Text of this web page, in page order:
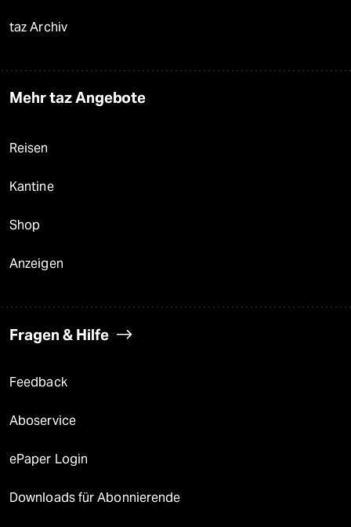
taz Archiv
Mehr taz Angebote
Reisen
Kantine
Shop
Anzeigen
Fragen & Hilfe
Feedback
Aboservice
ePaper Login
Downloads für Abonnierende